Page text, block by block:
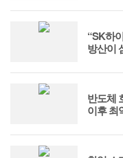
“SK하
방산이
반도체
이후 최